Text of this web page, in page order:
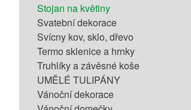
Stojan na květiny
Svatební dekorace
Svícny kov, sklo, dřevo
Termo sklenice a hrnky
Truhlíky a závěsné koše
UMĚLÉ TULIPÁNY
Vánoční dekorace